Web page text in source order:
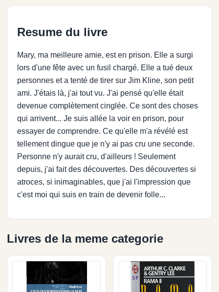
Resume du livre
Mary, ma meilleure amie, est en prison. Elle a surgi
lors d'une fête avec un fusil chargé. Elle a tué deux
personnes et a tenté de tirer sur Jim Kline, son petit
ami. J'étais là, j'ai tout vu. J'ai pensé qu'elle était
devenue complètement cinglée. Ce sont des choses
qui arrivent... Je suis allée la voir en prison, pour
essayer de comprendre. Ce qu'elle m'a révélé est
tellement dingue que je n'y ai pas cru une seconde.
Personne n'y aurait cru, d'ailleurs ! Seulement
depuis, j'ai fait des découvertes. Des découvertes si
atroces, si inimaginables, que j'ai l'impression que
c'est moi qui suis en train de devenir folle...
Livres de la meme categorie